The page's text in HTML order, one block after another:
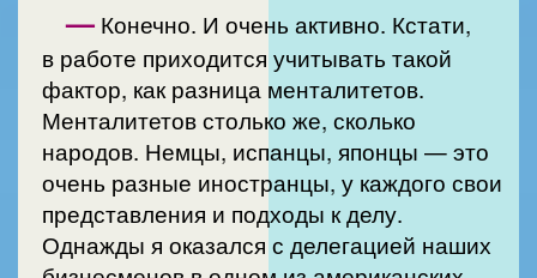
— Конечно. И очень активно. Кстати,
в работе приходится учитывать такой
фактор, как разница менталитетов.
Менталитетов столько же, сколько
народов. Немцы, испанцы, японцы — это
очень разные иностранцы, у каждого свои
представления и подходы к делу.
Однажды я оказался с делегацией наших